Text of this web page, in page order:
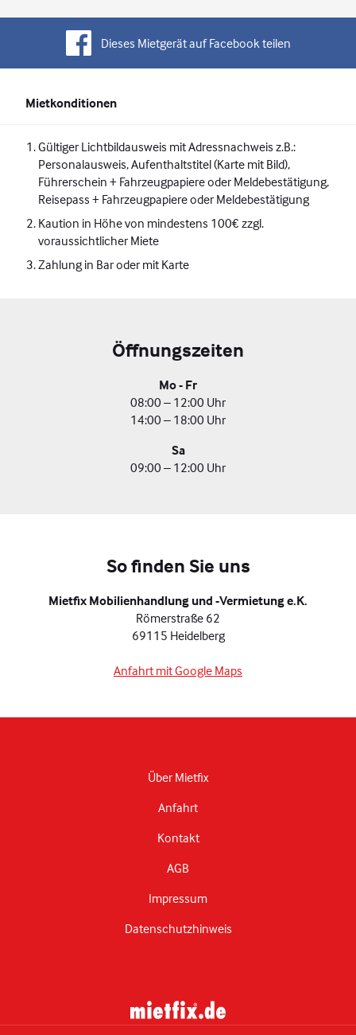
Dieses Mietgerät auf Facebook teilen
Mietkonditionen
Gültiger Lichtbildausweis mit Adressnachweis z.B.:
Personalausweis, Aufenthaltstitel (Karte mit Bild),
Führerschein + Fahrzeugpapiere oder Meldebestätigung,
Reisepass + Fahrzeugpapiere oder Meldebestätigung
Kaution in Höhe von mindestens 100€ zzgl.
voraussichtlicher Miete
Zahlung in Bar oder mit Karte
Öffnungszeiten
Mo - Fr
08:00 – 12:00 Uhr
14:00 – 18:00 Uhr
Sa
09:00 – 12:00 Uhr
So finden Sie uns
Mietfix Mobilienhandlung und -Vermietung e.K.
Römerstraße 62
69115 Heidelberg
Anfahrt mit Google Maps
Über Mietfix
Anfahrt
Kontakt
AGB
Impressum
Datenschutzhinweis